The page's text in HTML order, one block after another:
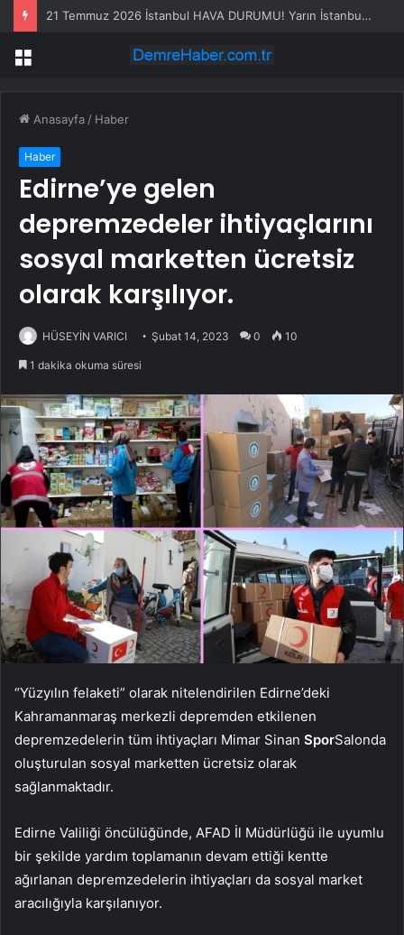
21 Temmuz 2026 İstanbul HAVA DURUMU! Yarın İstanbul’da hava nasıl olacak, yağış var mı?
Menü
Anasayfa / Haber
Haber
Edirne’ye gelen
depremzedeler ihtiyaçlarını
sosyal marketten ücretsiz
olarak karşılıyor.
HÜSEYİN VARICI Şubat 14, 2023 0 10
1 dakika okuma süresi
“Yüzyılın felaketi” olarak nitelendirilen Edirne’deki
Kahramanmaraş merkezli depremden etkilenen
depremzedelerin tüm ihtiyaçları Mimar Sinan SporSalonda
oluşturulan sosyal marketten ücretsiz olarak
sağlanmaktadır.
Edirne Valiliği öncülüğünde, AFAD İl Müdürlüğü ile uyumlu
bir şekilde yardım toplamanın devam ettiği kentte
ağırlanan depremzedelerin ihtiyaçları da sosyal market
aracılığıyla karşılanıyor.